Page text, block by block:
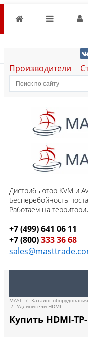
Производители
Дистрибьютор KVM и
Бесперебойность
Работаем на
+7 (499) 641 06 11
+7 (800)333 36 68
MAST / Каталог оборудования
/ Удлинители HDMI
Купить HDMI-